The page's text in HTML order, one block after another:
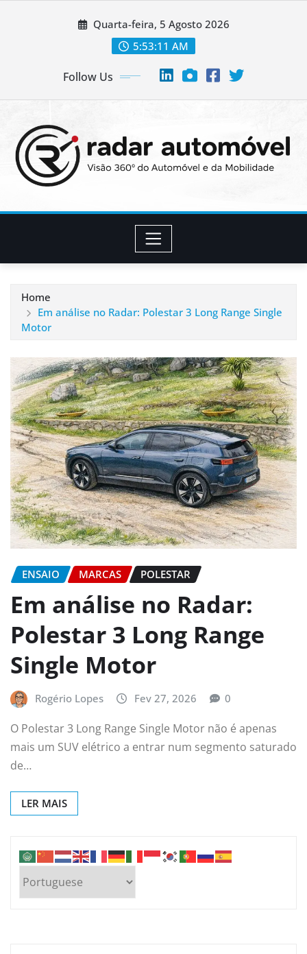
Quarta-feira, 5 Agosto 2026
5:53:11 AM
Follow Us
Home
Em análise no Radar: Polestar 3 Long Range Single
Motor
ENSAIO MARCAS POLESTAR
Em análise no Radar:
Polestar 3 Long Range
Single Motor
Rogério Lopes Fev 27, 2026 0
O Polestar 3 Long Range Single Motor não é apenas
mais um SUV elétrico a entrar num segmento saturado
de…
LER MAIS